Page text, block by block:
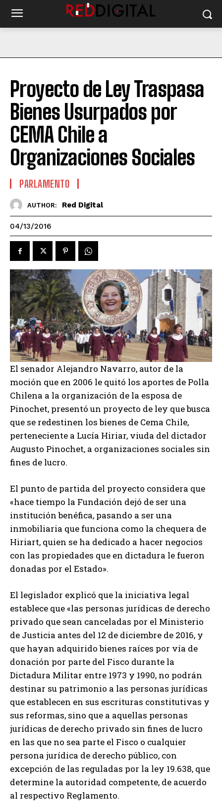
Proyecto de Ley Traspasa
Bienes Usurpados por
CEMA Chile a
Organizaciones Sociales
PARLAMENTO
AUTHOR: Red Digital
04/13/2016
El senador Alejandro Navarro, autor de la
moción que en 2006 le quitó los aportes de Polla
Chilena a la organización de la esposa de
Pinochet, presentó un proyecto de ley que busca
que se redestinen los bienes de Cema Chile,
perteneciente a Lucía Hiriar, viuda del dictador
Augusto Pinochet, a organizaciones sociales sin
fines de lucro.
El punto de partida del proyecto considera que
«hace tiempo la Fundación dejó de ser una
institución benéfica, pasando a ser una
inmobiliaria que funciona como la chequera de
Hiriart, quien se ha dedicado a hacer negocios
con las propiedades que en dictadura le fueron
donadas por el Estado».
El legislador explicó que la iniciativa legal
establece que «las personas jurídicas de derecho
privado que sean canceladas por el Ministerio
de Justicia antes del 12 de diciembre de 2016, y
que hayan adquirido bienes raíces por vía de
donación por parte del Fisco durante la
Dictadura Militar entre 1973 y 1990, no podrán
destinar su patrimonio a las personas jurídicas
que establecen en sus escrituras constitutivas y
sus reformas, sino que a aquellas personas
jurídicas de derecho privado sin fines de lucro
en las que no sea parte el Fisco o cualquier
persona jurídica de derecho público, con
excepción de las reguladas por la ley 19.638, que
determine la autoridad competente, de acuerdo
al respectivo Reglamento.